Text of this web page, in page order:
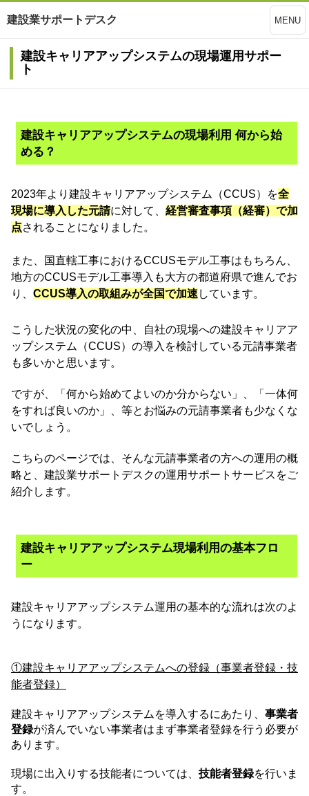
建設業サポートデスク MENU
建設キャリアアップシステムの現場運用サポー
ト
建設キャリアアップシステムの現場利用 何から始
める？
2023年より建設キャリアアップシステム（CCUS）を全
現場に導入した元請に対して、 経営審査事項（経審）で加
点されることになりました。
また、国直轄工事におけるCCUSモデル工事はもちろん、
地方のCCUSモデル工事導入も大方の都道府県で進んでお
り、 CCUS導入の取組みが全国で加速 しています。
こうした状況の変化の中、自社の現場への建設キャリアア
ップシステム（CCUS）の導入を検討している元請事業者
も多いかと思います。
ですが、「何から始めてよいのか分からない」、「一体何
をすれば良いのか」、等とお悩みの元請事業者も少なくな
いでしょう。
こちらのページでは、そんな元請事業者の方への運用の概
略と、建設業サポートデスクの運用サポートサービスをご
紹介します。
建設キャリアアップシステム現場利用の基本フロ
ー
建設キャリアアップシステム運用の基本的な流れは次のよ
うになります。
①建設キャリアアップシステムへの登録（事業者登録・技
能者登録）
建設キャリアアップシステムを導入するにあたり、 事業者
登録が済んでいない事業者はまず事業者登録を行う必要が
あります。
現場に出入りする技能者については、 技能者登録を行いま
す。